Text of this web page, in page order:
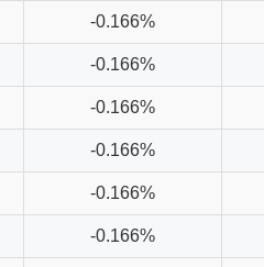
-0.166%
-0.166%
-0.166%
-0.166%
-0.166%
-0.166%